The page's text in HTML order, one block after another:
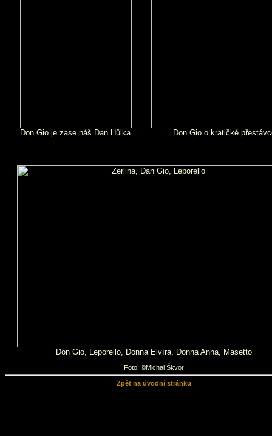
Don Gio je zase náš Dan Hůlka. Don Gio o kratičké
Don Gio, Leporello, Donna Elvíra, Donna Anna, Masetto
Foto: ©Michal Škvor
Zpět na úvodní stránku